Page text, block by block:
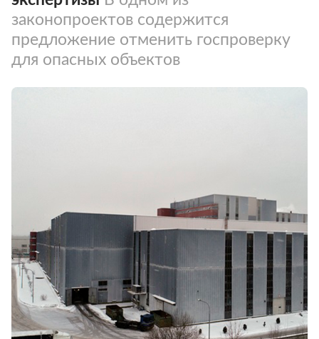
законопроектов содержится
предложение отменить госпроверку
для опасных объектов